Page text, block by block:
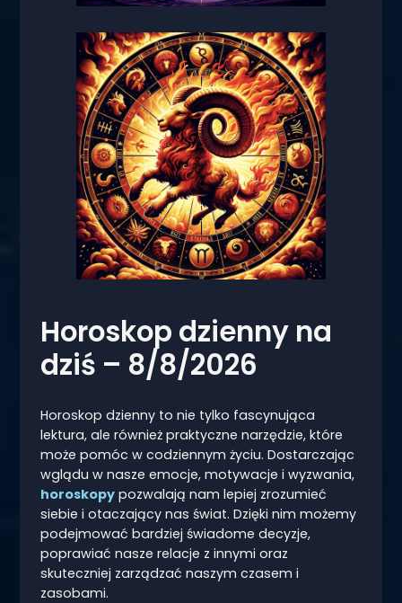
Horoskop dzienny na
dziś – 8/8/2026
Horoskop dzienny to nie tylko fascynująca
lektura, ale również praktyczne narzędzie, które
może pomóc w codziennym życiu. Dostarczając
wglądu w nasze emocje, motywacje i wyzwania,
horoskopypozwalają nam lepiej zrozumieć
siebie i otaczający nas świat. Dzięki nim możemy
podejmować bardziej świadome decyzje,
poprawiać nasze relacje z innymi oraz
skuteczniej zarządzać naszym czasem i
zasobami.